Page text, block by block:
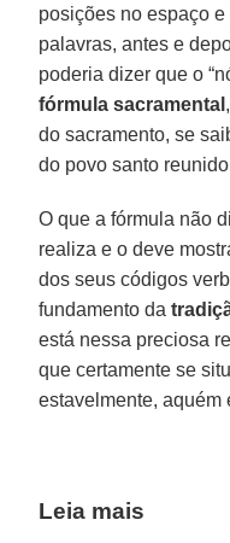
posições no espaço
palavras, antes e
poderia dizer que o
fórmula sacramental
do sacramento, se
do povo santo
O que a fórmula não
realiza e o deve
dos seus códigos
fundamento da
está nessa preciosa
que certamente se
estavelmente, aquém
Leia mais